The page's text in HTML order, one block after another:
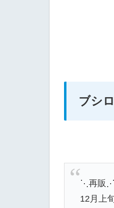
ブシ
⋱再販⋰
12月上